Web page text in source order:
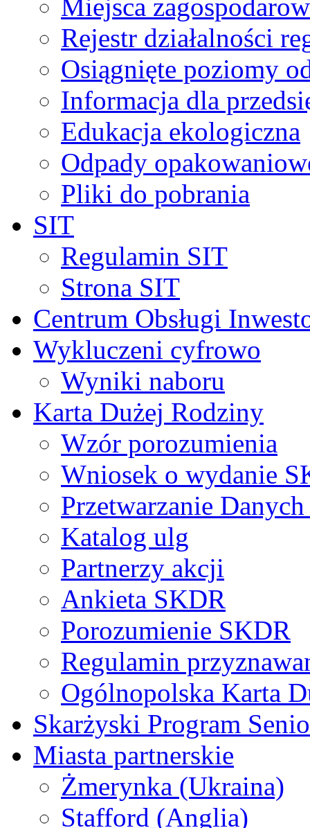
Miejsca
Rejestr działalności
Osiągnięte poziomy
Informacja dla
Edukacja ekologiczna
Odpady
Pliki do pobrania
SIT
Regulamin SIT
Strona SIT
Centrum Obsługi
Wykluczeni cyfrowo
Wyniki naboru
Karta Dużej Rodziny
Wzór porozumienia
Wniosek o wydanie
Przetwarzanie
Katalog ulg
Partnerzy akcji
Ankieta SKDR
Porozumienie SKDR
Regulamin
Ogólnopolska Karta
Skarżyski Program
Miasta partnerskie
Żmerynka (Ukraina)
Stafford (Anglia)